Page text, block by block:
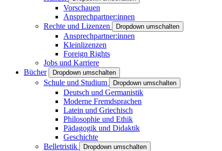
Vorschauen
Ansprechpartner:innen
Rechte und Lizenzen
Dropdown umschalten
Ansprechpartner:innen
Kleinlizenzen
Foreign Rights
Jobs und Karriere
Bücher
Dropdown umschalten
Schule und Studium Dropdown umschalten
Deutsch und Germanistik
Moderne Fremdsprachen
Latein und Griechisch
Philosophie und Ethik
Pädagogik und Didaktik
Geschichte
Belletristik
Dropdown umschalten